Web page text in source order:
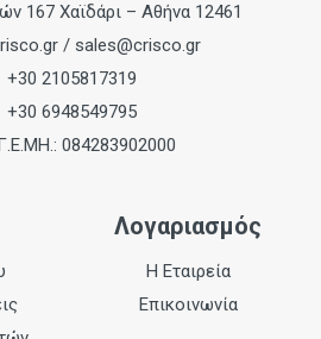
167 Χαϊδάρι – Αθήνα 12461
/ sales@crisco.gr
+30 2105817319
+30 6948549795
084283902000
Λογαριασμός
Η Εταιρεία
Επικοινωνία